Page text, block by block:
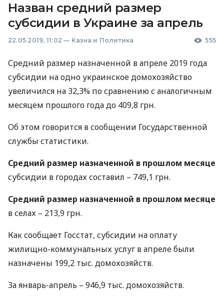
Назван средний размер
субсидии в Украине за апрель
22.05.2019, 11:02 — Казна и Политика 555
Средний размер назначенной в апреле 2019 года
субсидии на одно украинское домохозяйство
увеличился на 32,3% по сравнению с аналогичным
месяцем прошлого года до 409,8 грн.
Об этом говорится в сообщении Государственной
службы статистики.
Средний размер назначенной в прошлом месяце
субсидии в городах составил – 749,1 грн.
Средний размер назначенной в прошлом месяце
в селах – 213,9 грн.
Как сообщает Госстат, субсидии на оплату
жилищно-коммунальных услуг в апреле были
назначены 199,2 тыс. домохозяйств.
За январь-апрель – 946,9 тыс. домохозяйств.